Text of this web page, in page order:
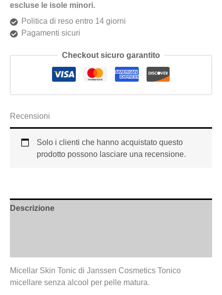
escluse le isole minori.
Politica di reso entro 14 giorni
Pagamenti sicuri
Checkout sicuro garantito
Recensioni
Solo i clienti che hanno acquistato questo
prodotto possono lasciare una recensione.
Descrizione
Micellar Skin Tonic di Janssen Cosmetics Tonico
micellare senza alcool per pelle matura.